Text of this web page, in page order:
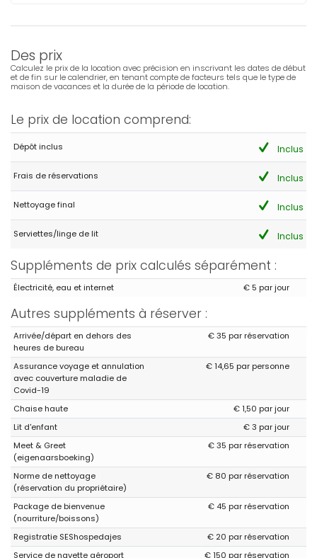
Des prix
Calculez le prix de la location avec précision en inscrivant les dates de début
et de fin sur le calendrier, en tenant compte de facteurs tels que le type de
maison de vacances et la durée de la période de location.
Le prix de location comprend:
Dépôt inclus Inclus
Frais de réservations Inclus
Nettoyage final Inclus
Serviettes/linge de lit Inclus
Suppléments de prix calculés séparément :
Électricité, eau et internet € 5 par jour
Autres suppléments à réserver :
Arrivée/départ en dehors des
heures de bureau
€ 35 par réservation
Assurance voyage et annulation
avec couverture maladie de
Covid-19
€ 14,65 par personne
Chaise haute
€ 1,50 par jour
Lit d'enfant
€ 3 par jour
Meet & Greet
(eigenaarsboeking)
€ 35 par réservation
Norme de nettoyage
(réservation du propriétaire)
€ 80 par réservation
Package de bienvenue
(nourriture/boissons)
€ 45 par réservation
Registratie SEShospedajes
€ 20 par réservation
Service de navette aéroport
€ 150 par réservation